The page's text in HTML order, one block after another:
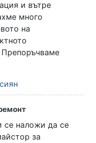
и вътре
много
на
се наложи да се
за